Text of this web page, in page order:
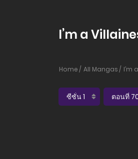
I’m a
Home All Mangas I’m